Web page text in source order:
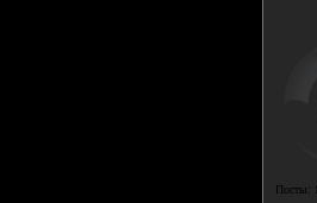
Посты: